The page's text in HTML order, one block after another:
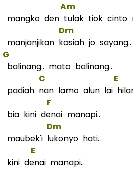
Am
mangko den tulak tiok cinto
Dm
manjanjikan kasiah jo sayang..
G
balinang.. mato balinang..
C
E
padiah nan lamo alun lai
F
bia kini denai manapi..
Dm
maubek'i lukonyo hati..
E
kini denai manapi..